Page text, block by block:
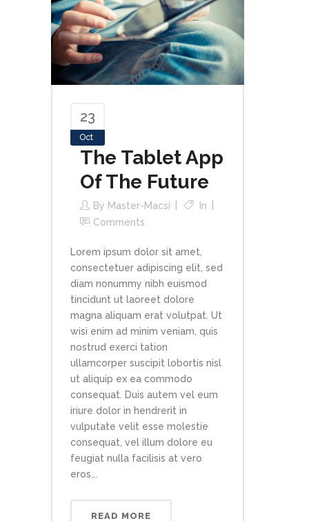
23
Oct
The Tablet App
Of The Future
By Master-Macsi
In
Comments
Lorem ipsum dolor sit amet,
consectetuer adipiscing elit, sed
diam nonummy nibh euismod
tincidunt ut laoreet dolore
magna aliquam erat volutpat. Ut
wisi enim ad minim veniam, quis
nostrud exerci tation
ullamcorper suscipit lobortis nisl
ut aliquip ex ea commodo
consequat. Duis autem vel eum
iriure dolor in hendrerit in
vulputate velit esse molestie
consequat, vel illum dolore eu
feugiat nulla facilisis at vero
eros...
READ MORE